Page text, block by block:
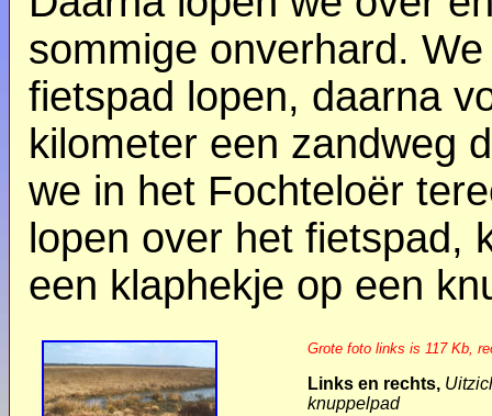
sommige onverhard.
fietspad lopen, daarna
kilometer een zandweg
we in het Fochteloër
lopen over het fietspad,
een klaphekje op een
Grote foto links is 117 Kb,
Links en rechts,
knuppelpad